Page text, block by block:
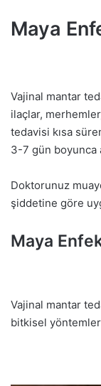
Maya
Vajinal mantar
ilaçlar,
tedavisi kısa
3-7 gün boyunca
Doktorunuz
şiddetine göre
Maya
Vajinal mantar
bitkisel